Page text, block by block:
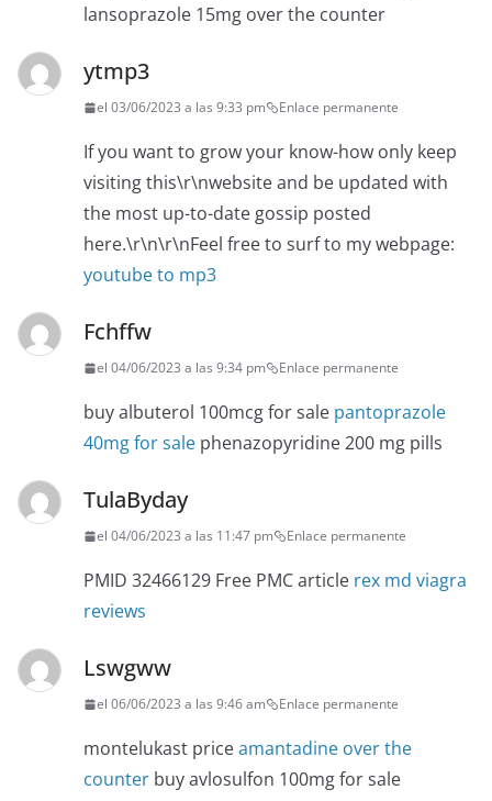
lansoprazole 15mg over the counter
ytmp3
el 03/06/2023 a las 9:33 pm Enlace permanente
If you want to grow your know-how only keep
visiting this\r\nwebsite and be updated with
the most up-to-date gossip posted
here.\r\n\r\nFeel free to surf to my webpage:
youtube to mp3
Fchffw
el 04/06/2023 a las 9:34 pm Enlace permanente
buy albuterol 100mcg for sale pantoprazole
40mg for sale phenazopyridine 200 mg pills
TulaByday
el 04/06/2023 a las 11:47 pm Enlace permanente
PMID 32466129 Free PMC article rex md viagra
reviews
Lswgww
el 06/06/2023 a las 9:46 am Enlace permanente
montelukast priceamantadine over the
counter buy avlosulfon 100mg for sale